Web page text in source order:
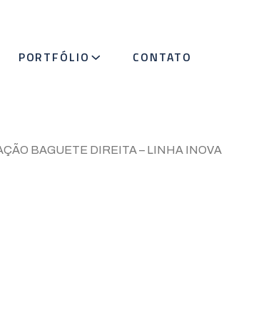
PORTFÓLIO CONTATO
BAGUETE DIREITA – LINHA INOVA